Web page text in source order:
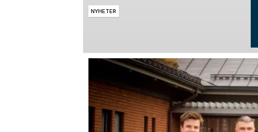
NYHETER